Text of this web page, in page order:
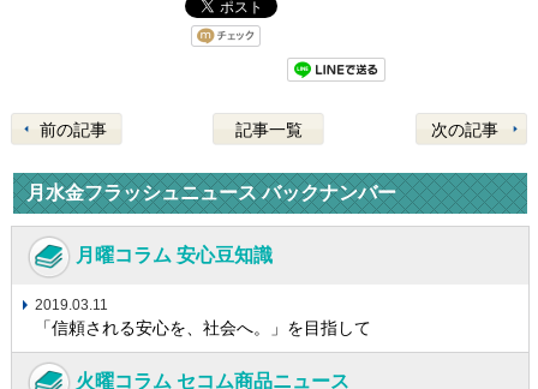
前の記事 記事一覧 次の記事
月水金フラッシュニュース バックナンバー
月曜コラム 安心豆知識
2019.03.11
「信頼される安心を、社会へ。」を目指して
火曜コラム セコム商品ニュース